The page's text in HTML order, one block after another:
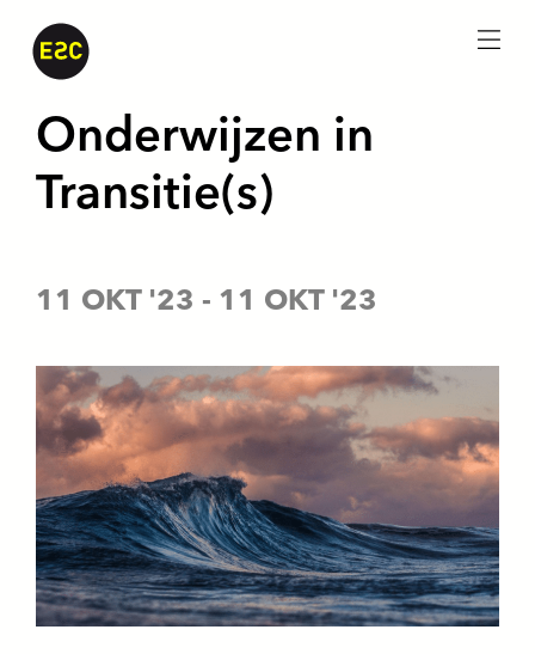
11 OKT '23 - 11 OKT '23
Onderwijzen in
Transitie(s)